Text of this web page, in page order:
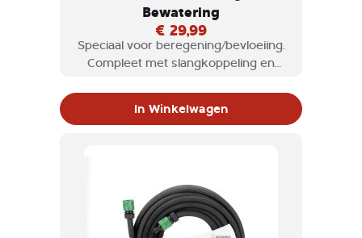
Bewatering
€ 29,99
Speciaal voor beregening/bevloeiing.
Compleet met slangkoppeling en
kleurecht.
In Winkelwagen